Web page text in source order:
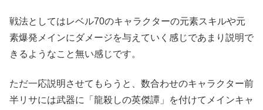
戦法としてはレベル70のキャラクターの元素スキルや元
素爆発メインにダメージを与えていく感じであまり説明で
きるようなこと無い感じです。
ただ一応説明させてもらうと、数合わせのキャラクター前
半リサには武器に「龍殺しの英傑譚」を付けてメインキャ